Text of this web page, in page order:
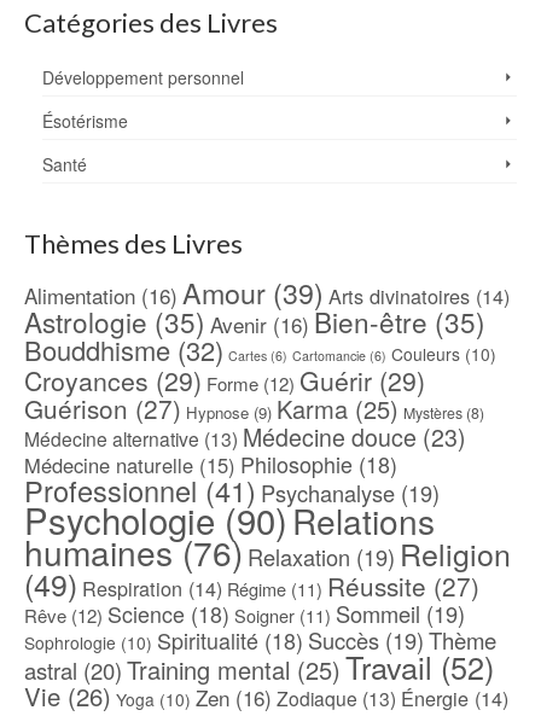
Catégories des Livres
Développement personnel
Ésotérisme
Santé
Thèmes des Livres
Alimentation (16) Amour (39) Arts divinatoires (14)
Astrologie (35) Avenir (16) Bien-être (35)
Bouddhisme (32) Cartes (6) Cartomancie (6) Couleurs (10)
Croyances (29) Forme (12) Guérir (29)
Guérison (27) Hypnose (9) Karma (25) Mystères (8)
Médecine alternative (13) Médecine douce (23)
Médecine naturelle (15) Philosophie (18)
Professionnel(41) Psychanalyse (19)
Psychologie(90) Relations
humaines(76) Relaxation (19) Religion
(49) Respiration (14) Régime (11) Réussite (27)
Rêve (12) Science (18) Soigner (11) Sommeil (19)
Sophrologie (10) Spiritualité (18) Succès (19)Thème
astral (20)Training mental (25) Travail (52)
Vie (26) Yoga (10) Zen (16) Zodiaque (13) Énergie (14)